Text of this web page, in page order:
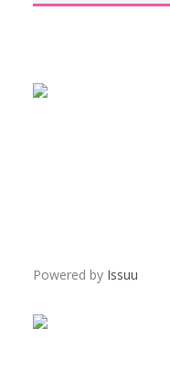
Powered by Issuu